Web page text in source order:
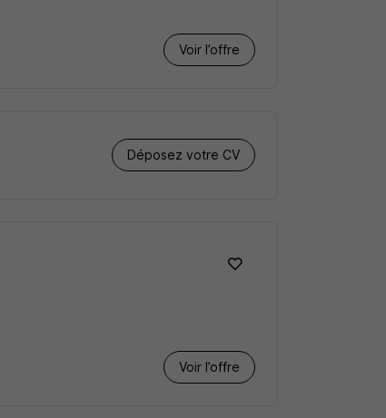
Voir l’offre
Déposez votre CV
Voir l’offre